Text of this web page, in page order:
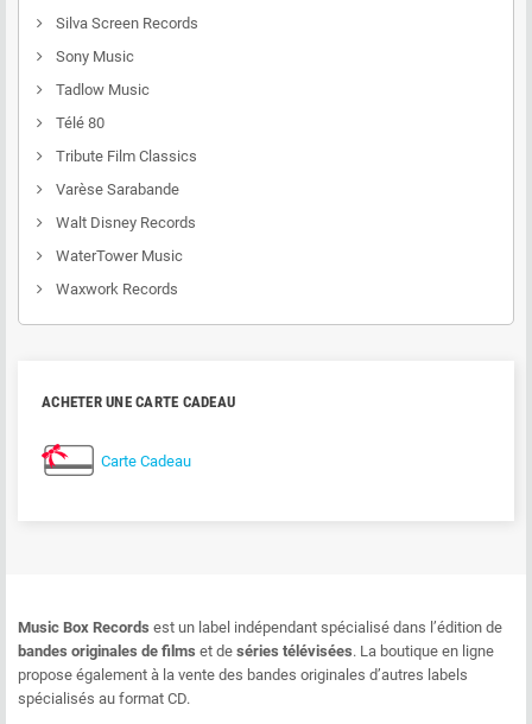
Silva Screen Records
Sony Music
Tadlow Music
Télé 80
Tribute Film Classics
Varèse Sarabande
Walt Disney Records
WaterTower Music
Waxwork Records
ACHETER UNE CARTE CADEAU
Carte Cadeau
Music Box Records est un label indépendant spécialisé dans l’édition de
bandes originales de films et de séries télévisées. La boutique en ligne
propose également à la vente des bandes originales d’autres labels
spécialisés au format CD.